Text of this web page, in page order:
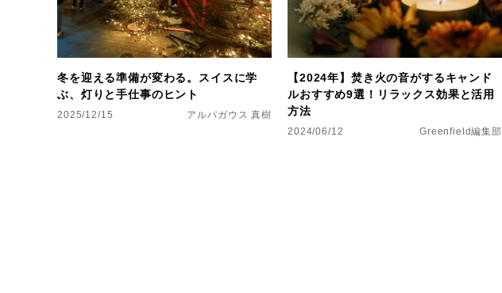
冬を迎える準備が変わる。スイスに学
ぶ、灯りと手仕事のヒント
2025/12/15 アルパガウス 真樹
【2024年】焚き火の音がするキャンド
ルおすすめ9選！リラックス効果と活用
方法
2024/06/12 Greenfield編集部